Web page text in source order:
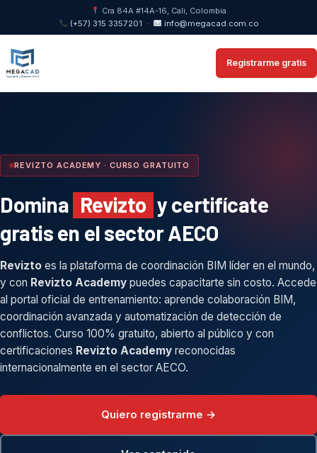
Cra 84A #14A-16, Cali, Colombia
(+57) 315 3357201 · info@megacad.com.co
Registrarme gratis
REVIZTO ACADEMY · CURSO GRATUITO
Domina Revizto y certifícate
gratis en el sector AECO
Revizto es la plataforma de coordinación BIM líder en el mundo,
y con Revizto Academy puedes capacitarte sin costo. Accede
al portal oficial de entrenamiento: aprende colaboración BIM,
coordinación avanzada y automatización de detección de
conflictos. Curso 100% gratuito, abierto al público y con
certificaciones Revizto Academy reconocidas
internacionalmente en el sector AECO.
Quiero registrarme →